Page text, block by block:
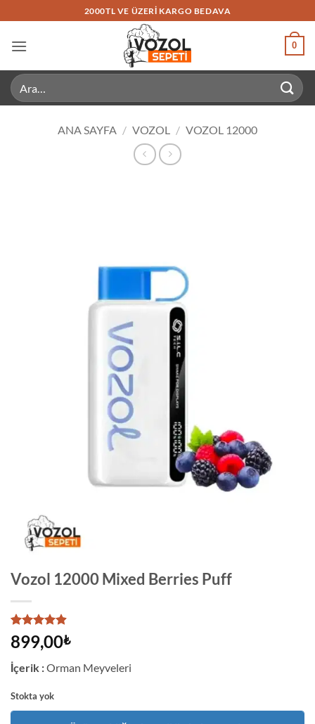
atla
2000TL VE ÜZERI KARGO BEDAVA
0
Ara:
ANA SAYFA / VOZOL / VOZOL 12000
Vozol 12000 Mixed Berries Puff
21
müşteri
puanına
5 üzerinden
aldı
899,00₺
İçerik :Orman Meyveleri
Stokta yok